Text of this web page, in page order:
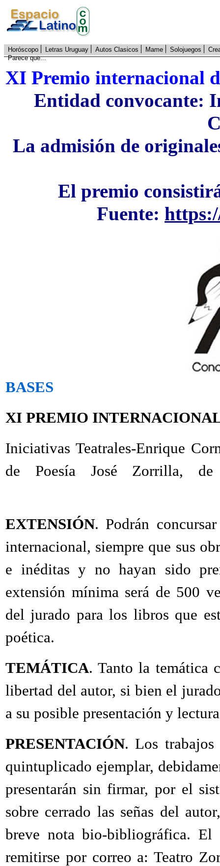
Horóscopo Letras Uruguay Autos Clasicos Mame Solojuegos
Parece que...
XI Premio internacional
Entidad convocante:
La admisión de
El premio
Fuente:
BASES
XI PREMIO
Iniciativas Teatrales-Enrique
de Poesía José Zorrilla,
EXTENSIÓN. Podrán
internacional, siempre que sus
e inéditas y no hayan sido
extensión mínima será de 500
del jurado para los libros que
poética.
TEMÁTICA. Tanto la temática
libertad del autor, si bien el
a su posible presentación y
PRESENTACIÓN. Los trabajos
quintuplicado ejemplar,
presentarán sin firmar, por el
sobre cerrado las señas del
breve nota bio-bibliográfica.
remitirse por correo a: Teatro